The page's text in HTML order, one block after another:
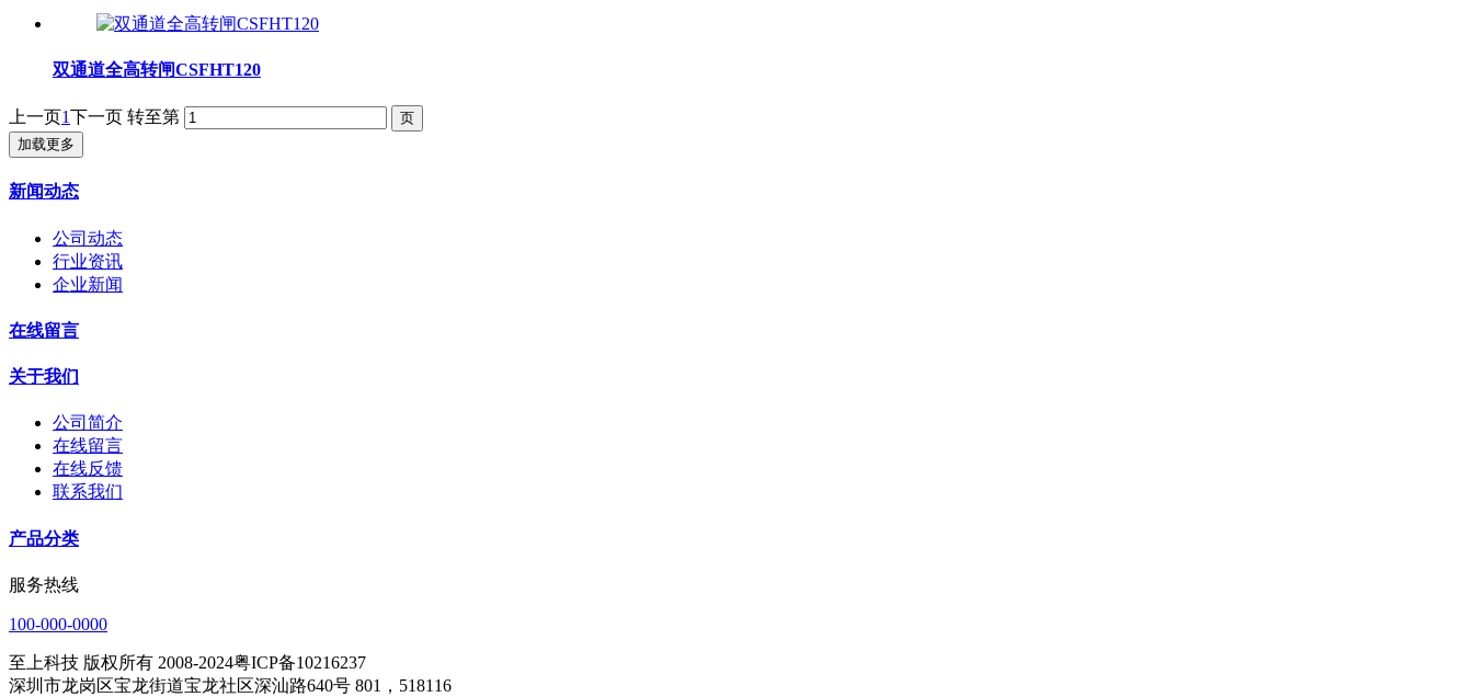
双通道全高转闸CSFHT120
上一页1下一页 转至第
加载更多
新闻动态
公司动态
行业资讯
企业新闻
在线留言
关于我们
公司简介
在线留言
在线反馈
联系我们
产品分类
服务热线
100-000-0000
至上科技 版权所有 2008-2024粤ICP备10216237
深圳市龙岗区宝龙街道宝龙社区深汕路640号 801，518116